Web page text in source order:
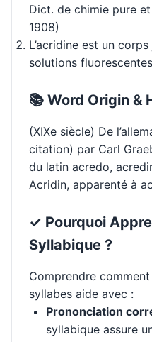
Dict. de chimie pure
1908)
L’acridine est un
solutions
📚 Word Origin &
(XIXe siècle) De
citation) par Carl
du latin acredo,
Acridin, apparenté à
✓ Pourquoi
Syllabique ?
Comprendre
syllabes aide avec :
Prononciation
syllabique assure